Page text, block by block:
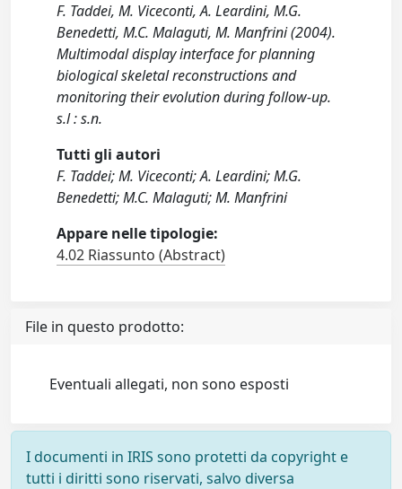
F. Taddei, M. Viceconti, A. Leardini, M.G.
Benedetti, M.C. Malaguti, M. Manfrini (2004).
Multimodal display interface for planning
biological skeletal reconstructions and
monitoring their evolution during follow-up.
s.l : s.n.
Tutti gli autori
F. Taddei; M. Viceconti; A. Leardini; M.G.
Benedetti; M.C. Malaguti; M. Manfrini
Appare nelle tipologie:
4.02 Riassunto (Abstract)
File in questo prodotto:
Eventuali allegati, non sono esposti
I documenti in IRIS sono protetti da copyright e
tutti i diritti sono riservati, salvo diversa